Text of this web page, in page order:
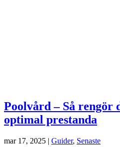
Poolvård – Så
optimal prestanda
mar 17, 2025 | Guider, Senaste